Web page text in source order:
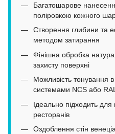
Багатошарове
поліровкою кожного
Створення глибини та
методом затирання
Фінішна обробка
захисту поверхні
Можливість тонування в
системами NCS або RAL
Ідеально підходить для
ресторанів
Оздоблення стін